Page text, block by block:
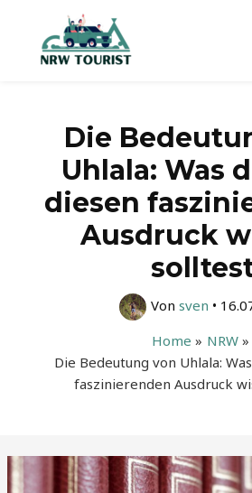
springen
Die
Uhlala: Was
diesen
Ausdruck
Von sven •
Home
NRW
Die Bedeutung von Uhlala:
faszinierenden Ausdruck